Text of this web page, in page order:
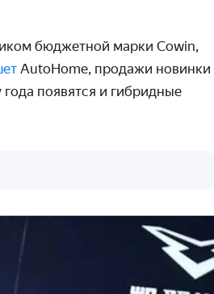
бюджетной марки Cowin,
AutoHome, продажи новинки
появятся и гибридные